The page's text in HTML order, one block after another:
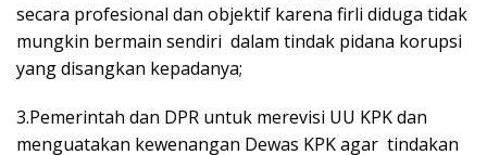
secara profesional dan objektif karena firli diduga tidak
mungkin bermain sendiri dalam tindak pidana korupsi
yang disangkan kepadanya;
3.Pemerintah dan DPR untuk merevisi UU KPK dan
menguatakan kewenangan Dewas KPK agar tindakan